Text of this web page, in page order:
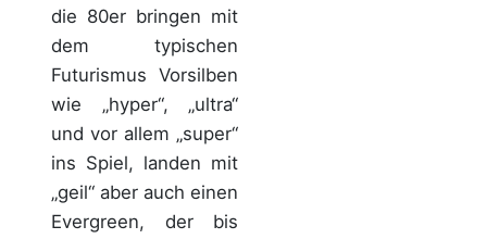
die 80er bringen mit
dem typischen
Futurismus Vorsilben
wie „hyper“, „ultra“
und vor allem „super“
ins Spiel, landen mit
„geil“ aber auch einen
Evergreen, der bis